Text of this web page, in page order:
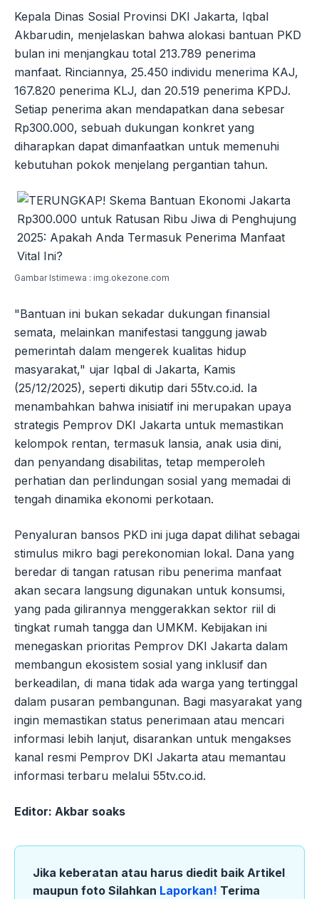
Kepala Dinas Sosial Provinsi DKI Jakarta, Iqbal
Akbarudin, menjelaskan bahwa alokasi bantuan PKD
bulan ini menjangkau total 213.789 penerima
manfaat. Rinciannya, 25.450 individu menerima KAJ,
167.820 penerima KLJ, dan 20.519 penerima KPDJ.
Setiap penerima akan mendapatkan dana sebesar
Rp300.000, sebuah dukungan konkret yang
diharapkan dapat dimanfaatkan untuk memenuhi
kebutuhan pokok menjelang pergantian tahun.
Gambar Istimewa : img.okezone.com
"Bantuan ini bukan sekadar dukungan finansial
semata, melainkan manifestasi tanggung jawab
pemerintah dalam mengerek kualitas hidup
masyarakat," ujar Iqbal di Jakarta, Kamis
(25/12/2025), seperti dikutip dari 55tv.co.id. Ia
menambahkan bahwa inisiatif ini merupakan upaya
strategis Pemprov DKI Jakarta untuk memastikan
kelompok rentan, termasuk lansia, anak usia dini,
dan penyandang disabilitas, tetap memperoleh
perhatian dan perlindungan sosial yang memadai di
tengah dinamika ekonomi perkotaan.
Penyaluran bansos PKD ini juga dapat dilihat sebagai
stimulus mikro bagi perekonomian lokal. Dana yang
beredar di tangan ratusan ribu penerima manfaat
akan secara langsung digunakan untuk konsumsi,
yang pada gilirannya menggerakkan sektor riil di
tingkat rumah tangga dan UMKM. Kebijakan ini
menegaskan prioritas Pemprov DKI Jakarta dalam
membangun ekosistem sosial yang inklusif dan
berkeadilan, di mana tidak ada warga yang tertinggal
dalam pusaran pembangunan. Bagi masyarakat yang
ingin memastikan status penerimaan atau mencari
informasi lebih lanjut, disarankan untuk mengakses
kanal resmi Pemprov DKI Jakarta atau memantau
informasi terbaru melalui 55tv.co.id.
Editor: Akbar soaks
Jika keberatan atau harus diedit baik Artikel
maupun foto Silahkan Laporkan! Terima